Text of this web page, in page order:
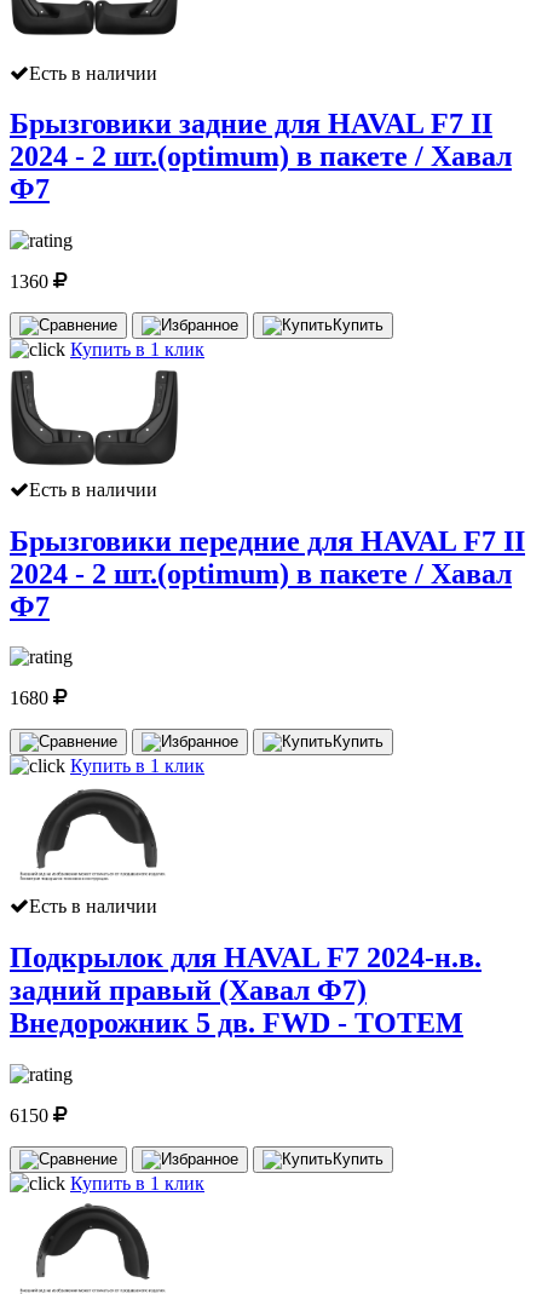
Есть в наличии
Брызговики задние для HAVAL F7 II
2024 - 2 шт.(optimum) в пакете / Хавал
Ф7
1360
Купить
Купить в 1 клик
Есть в наличии
Брызговики передние для HAVAL F7 II
2024 - 2 шт.(optimum) в пакете / Хавал
Ф7
1680
Купить
Купить в 1 клик
Есть в наличии
Подкрылок для HAVAL F7 2024-н.в.
задний правый (Хавал Ф7)
Внедорожник 5 дв. FWD - TOTEM
6150
Купить
Купить в 1 клик